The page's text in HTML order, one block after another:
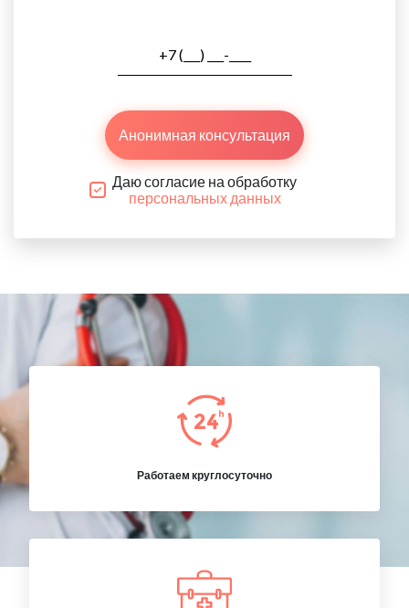
Анонимная консультация
Даю согласие на обработку
персональных данных
Работаем круглосуточно